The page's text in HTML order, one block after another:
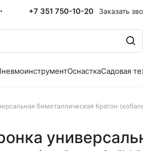
+7 351 750-10-20 Заказать
ОснасткаСадовая
биметаллическая Кратон